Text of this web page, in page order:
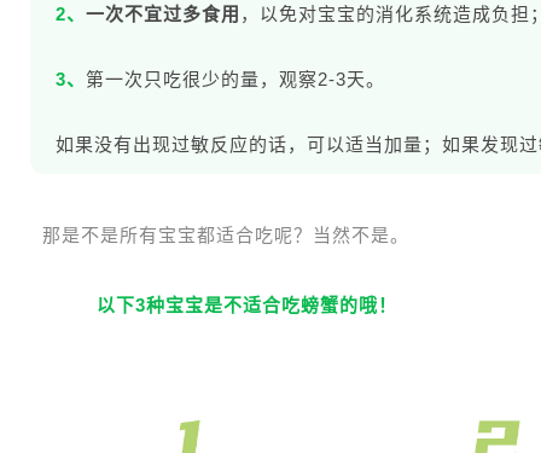
2、 一次不宜过多食用 ，以免对宝宝的消化系统造成负担
3、 第一次只吃很少的量，观察2-3天。
如果没有出现过敏反应的话，可以适当加量；如果发现
那是不是所有宝宝都适合吃呢？当然不是。
以下3种宝宝是不适合吃螃蟹的哦！